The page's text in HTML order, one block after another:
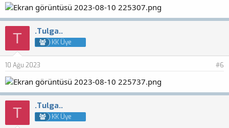
T .Tulga..
KK Üye
10 Ağu 2023 #6
T .Tulga..
KK Üye